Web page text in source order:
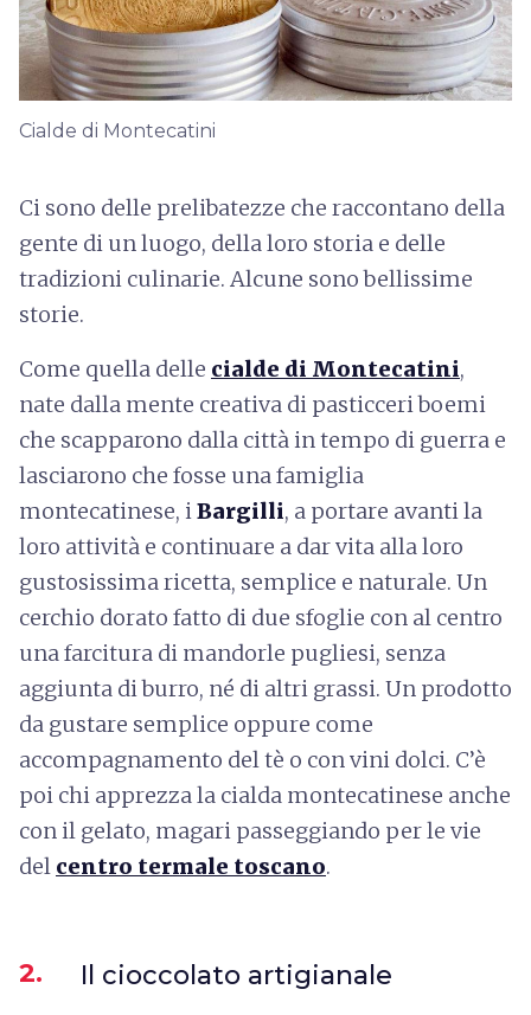
Cialde di Montecatini
Ci sono delle prelibatezze che raccontano della
gente di un luogo, della loro storia e delle
tradizioni culinarie. Alcune sono bellissime
storie.
Come quella delle cialde di Montecatini,
nate dalla mente creativa di pasticceri boemi
che scapparono dalla città in tempo di guerra e
lasciarono che fosse una famiglia
montecatinese, iBargilli, a portare avanti la
loro attività e continuare a dar vita alla loro
gustosissima ricetta, semplice e naturale. Un
cerchio dorato fatto di due sfoglie con al centro
una farcitura di mandorle pugliesi, senza
aggiunta di burro, né di altri grassi. Un prodotto
da gustare semplice oppure come
accompagnamento del tè o con vini dolci. C’è
poi chi apprezza la cialda montecatinese anche
con il gelato, magari passeggiando per le vie
del centro termale toscano.
2. Il cioccolato artigianale